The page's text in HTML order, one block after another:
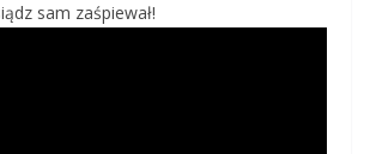
sam zaśpiewał!